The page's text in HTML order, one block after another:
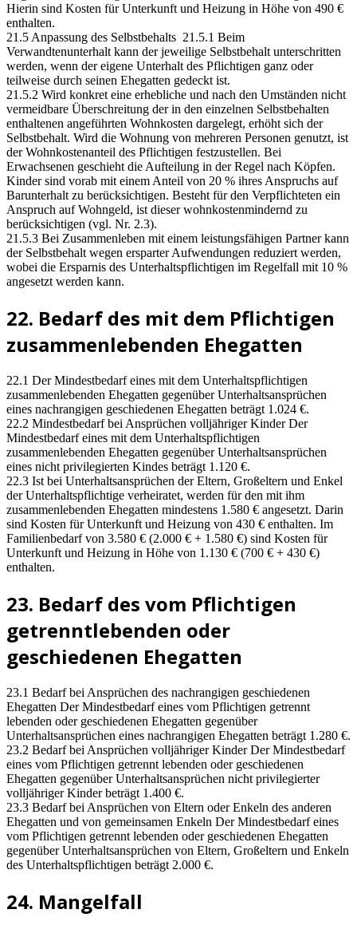
Hierin sind Kosten für Unterkunft und Heizung in Höhe von 490 €
enthalten.
21.5 Anpassung des Selbstbehalts 21.5.1 Beim
Verwandtenunterhalt kann der jeweilige Selbstbehalt unterschritten
werden, wenn der eigene Unterhalt des Pflichtigen ganz oder
teilweise durch seinen Ehegatten gedeckt ist.
21.5.2 Wird konkret eine erhebliche und nach den Umständen nicht
vermeidbare Überschreitung der in den einzelnen Selbstbehalten
enthaltenen angeführten Wohnkosten dargelegt, erhöht sich der
Selbstbehalt. Wird die Wohnung von mehreren Personen genutzt, ist
der Wohnkostenanteil des Pflichtigen festzustellen. Bei
Erwachsenen geschieht die Aufteilung in der Regel nach Köpfen.
Kinder sind vorab mit einem Anteil von 20 % ihres Anspruchs auf
Barunterhalt zu berücksichtigen. Besteht für den Verpflichteten ein
Anspruch auf Wohngeld, ist dieser wohnkostenmindernd zu
berücksichtigen (vgl. Nr. 2.3).
21.5.3 Bei Zusammenleben mit einem leistungsfähigen Partner kann
der Selbstbehalt wegen ersparter Aufwendungen reduziert werden,
wobei die Ersparnis des Unterhaltspflichtigen im Regelfall mit 10 %
angesetzt werden kann.
22. Bedarf des mit dem Pflichtigen
zusammenlebenden Ehegatten
22.1 Der Mindestbedarf eines mit dem Unterhaltspflichtigen
zusammenlebenden Ehegatten gegenüber Unterhaltsansprüchen
eines nachrangigen geschiedenen Ehegatten beträgt 1.024 €.
22.2 Mindestbedarf bei Ansprüchen volljähriger Kinder Der
Mindestbedarf eines mit dem Unterhaltspflichtigen
zusammenlebenden Ehegatten gegenüber Unterhaltsansprüchen
eines nicht privilegierten Kindes beträgt 1.120 €.
22.3 Ist bei Unterhaltsansprüchen der Eltern, Großeltern und Enkel
der Unterhaltspflichtige verheiratet, werden für den mit ihm
zusammenlebenden Ehegatten mindestens 1.580 € angesetzt. Darin
sind Kosten für Unterkunft und Heizung von 430 € enthalten. Im
Familienbedarf von 3.580 € (2.000 € + 1.580 €) sind Kosten für
Unterkunft und Heizung in Höhe von 1.130 € (700 € + 430 €)
enthalten.
23. Bedarf des vom Pflichtigen
getrenntlebenden oder
geschiedenen Ehegatten
23.1 Bedarf bei Ansprüchen des nachrangigen geschiedenen
Ehegatten Der Mindestbedarf eines vom Pflichtigen getrennt
lebenden oder geschiedenen Ehegatten gegenüber
Unterhaltsansprüchen eines nachrangigen Ehegatten beträgt 1.280 €.
23.2 Bedarf bei Ansprüchen volljähriger Kinder Der Mindestbedarf
eines vom Pflichtigen getrennt lebenden oder geschiedenen
Ehegatten gegenüber Unterhaltsansprüchen nicht privilegierter
volljähriger Kinder beträgt 1.400 €.
23.3 Bedarf bei Ansprüchen von Eltern oder Enkeln des anderen
Ehegatten und von gemeinsamen Enkeln Der Mindestbedarf eines
vom Pflichtigen getrennt lebenden oder geschiedenen Ehegatten
gegenüber Unterhaltsansprüchen von Eltern, Großeltern und Enkeln
des Unterhaltspflichtigen beträgt 2.000 €.
24. Mangelfall